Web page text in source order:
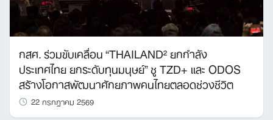
กสศ. ร่วมขับเคลื่อน “THAILAND² ยกกำลัง
ประเทศไทย ยกระดับทุนมนุษย์” ชู TZD+ และ ODOS
สร้างโอกาสพัฒนาศักยภาพคนไทยตลอดช่วงชีวิต
22 กรกฎาคม 2569